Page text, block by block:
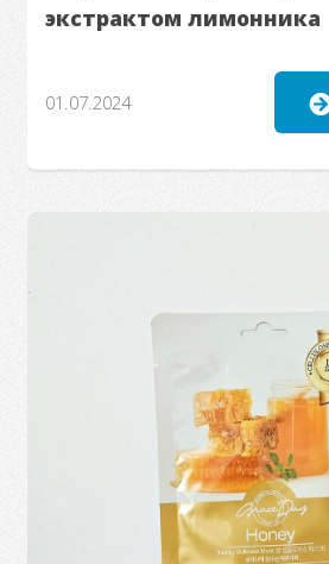
экстрактом лимонника
01.07.2024